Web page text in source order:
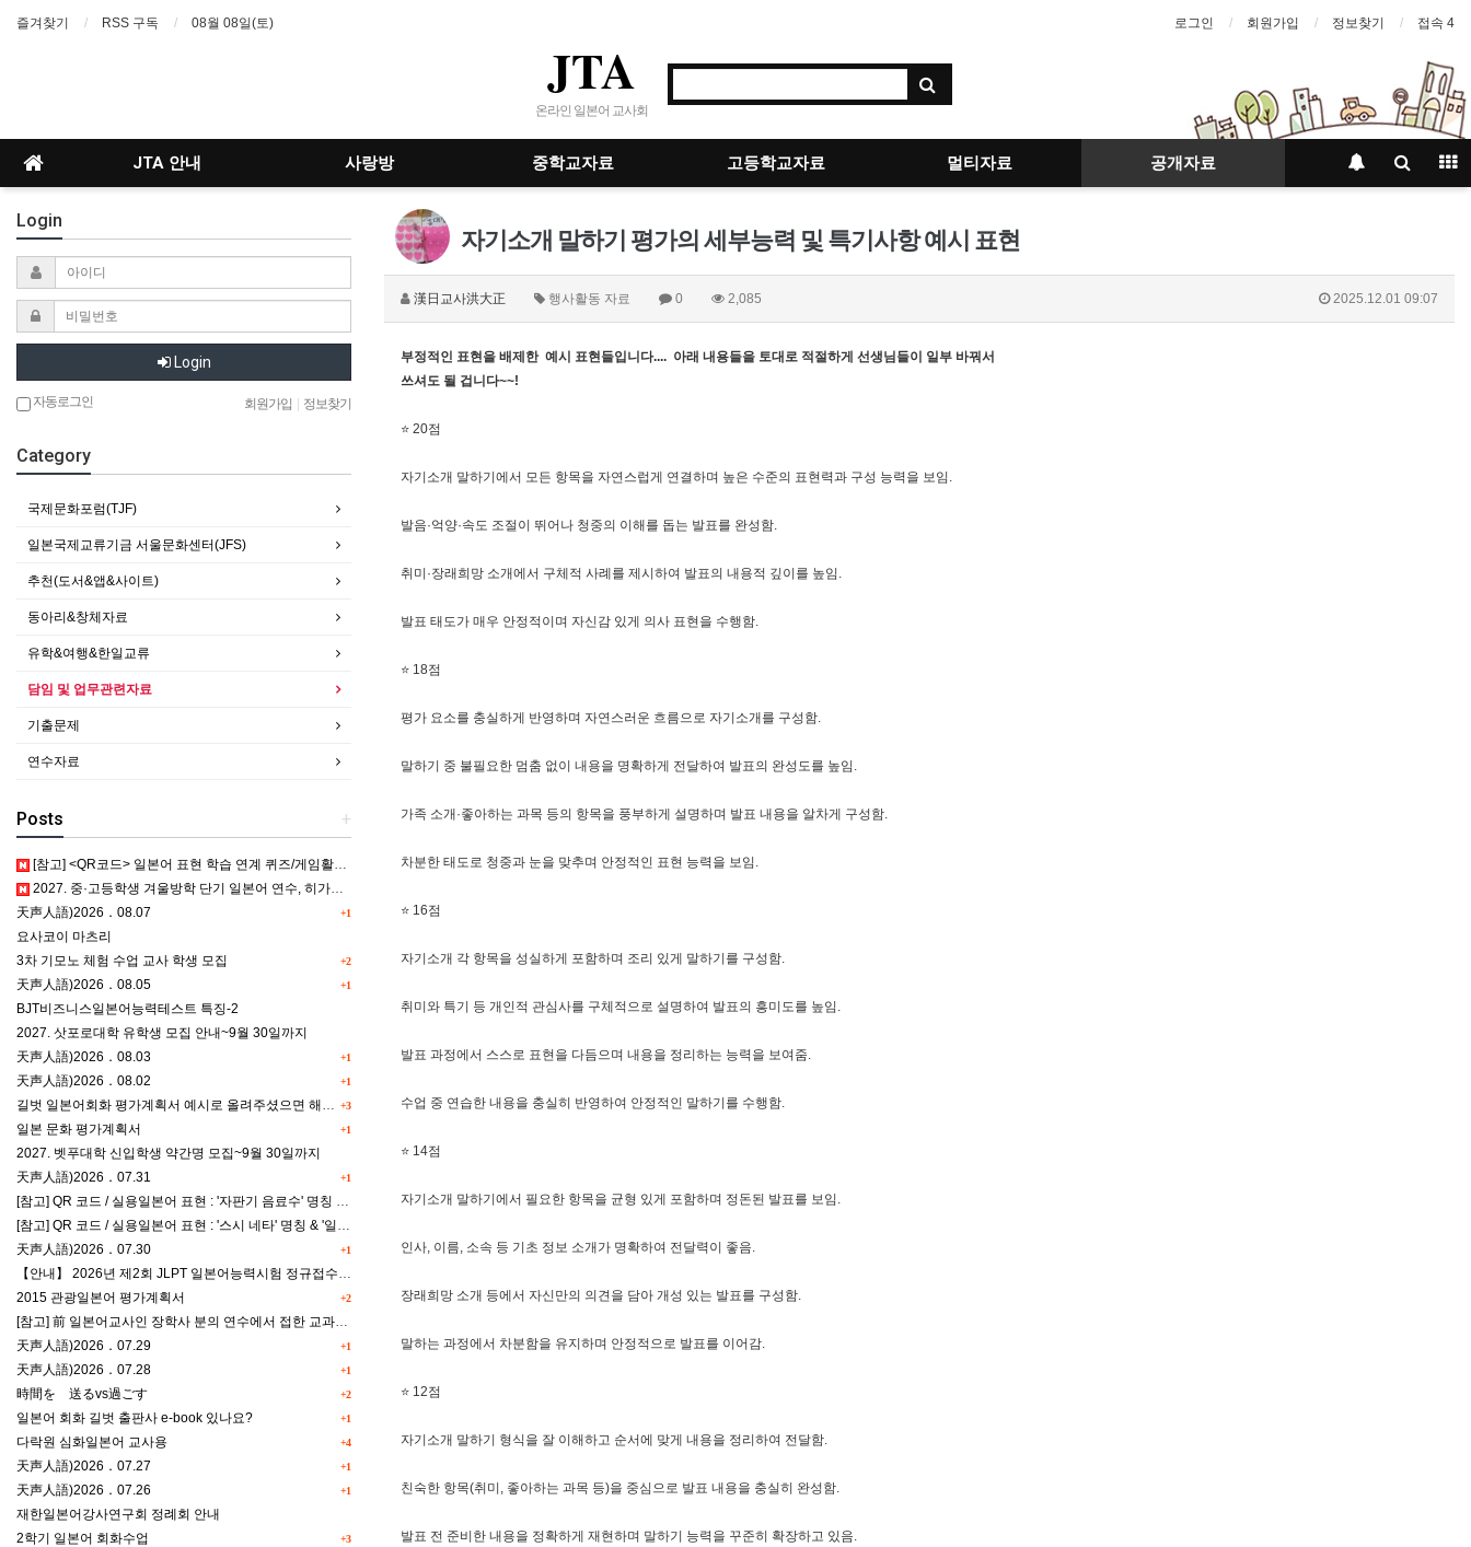
즐겨찾기 RSS 구독 08월 08일(토) 로그인 회원가입 정보찾기 접속 4
JTA
온라인 일본어 교사회
JTA 안내 사랑방 중학교자료 고등학교자료 멀티자료 공개자료
자기소개 말하기 평가의 세부능력 및 특기사항 예시 표현
漢日교사洪大正 행사활동 자료 0 2,085 2025.12.01 09:07
부정적인 표현을 배제한 예시 표현들입니다.... 아래 내용들을 토대로 적절하게 선생님들이 일부 바꿔서
쓰셔도 될 겁니다~~!
⭐ 20점
자기소개 말하기에서 모든 항목을 자연스럽게 연결하며 높은 수준의 표현력과 구성 능력을 보임.
발음·억양·속도 조절이 뛰어나 청중의 이해를 돕는 발표를 완성함.
취미·장래희망 소개에서 구체적 사례를 제시하여 발표의 내용적 깊이를 높임.
발표 태도가 매우 안정적이며 자신감 있게 의사 표현을 수행함.
⭐ 18점
평가 요소를 충실하게 반영하며 자연스러운 흐름으로 자기소개를 구성함.
말하기 중 불필요한 멈춤 없이 내용을 명확하게 전달하여 발표의 완성도를 높임.
가족 소개·좋아하는 과목 등의 항목을 풍부하게 설명하며 발표 내용을 알차게 구성함.
차분한 태도로 청중과 눈을 맞추며 안정적인 표현 능력을 보임.
⭐ 16점
자기소개 각 항목을 성실하게 포함하며 조리 있게 말하기를 구성함.
취미와 특기 등 개인적 관심사를 구체적으로 설명하여 발표의 흥미도를 높임.
발표 과정에서 스스로 표현을 다듬으며 내용을 정리하는 능력을 보여줌.
수업 중 연습한 내용을 충실히 반영하여 안정적인 말하기를 수행함.
⭐ 14점
자기소개 말하기에서 필요한 항목을 균형 있게 포함하며 정돈된 발표를 보임.
인사, 이름, 소속 등 기초 정보 소개가 명확하여 전달력이 좋음.
장래희망 소개 등에서 자신만의 의견을 담아 개성 있는 발표를 구성함.
말하는 과정에서 차분함을 유지하며 안정적으로 발표를 이어감.
⭐ 12점
자기소개 말하기 형식을 잘 이해하고 순서에 맞게 내용을 정리하여 전달함.
친숙한 항목(취미, 좋아하는 과목 등)을 중심으로 발표 내용을 충실히 완성함.
발표 전 준비한 내용을 정확하게 재현하며 말하기 능력을 꾸준히 확장하고 있음.
Login
Login
자동로그인 회원가입 정보찾기
Category
국제문화포럼(TJF)
일본국제교류기금 서울문화센터(JFS)
추천(도서&앱&사이트)
동아리&창체자료
유학&여행&한일교류
담임 및 업무관련자료
기출문제
연수자료
+
Posts
[참고] <QR코드> 일본어 표현 학습 연계 퀴즈/게임활동 5종
2027. 중·고등학생 겨울방학 단기 일본어 연수, 히가시카와 공립 일본어학교 프로그램 사전안내
+1
天声人語)2026．08.07
요사코이 마츠리
+2
3차 기모노 체험 수업 교사 학생 모집
+1
天声人語)2026．08.05
BJT비즈니스일본어능력테스트 특징-2
2027. 삿포로대학 유학생 모집 안내~9월 30일까지
+1
天声人語)2026．08.03
+1
天声人語)2026．08.02
+3
길벗 일본어회화 평가계획서 예시로 올려주셨으면 해요^^
+1
일본 문화 평가계획서
2027. 벳푸대학 신입학생 약간명 모집~9월 30일까지
+1
天声人語)2026．07.31
[참고] QR 코드 / 실용일본어 표현 : '자판기 음료수' 명칭 & '드럭스토어 약품명' 알아맞히기
[참고] QR 코드 / 실용일본어 표현 : '스시 네타' 명칭 & '일본편의점 상품명' 학습 게임
+1
天声人語)2026．07.30
【안내】 2026년 제2회 JLPT 일본어능력시험 정규접수 일정
+2
2015 관광일본어 평가계획서
[참고] 前 일본어교사인 장학사 분의 연수에서 접한 교과세특작성(매력있는 세특) Tip
+1
天声人語)2026．07.29
+1
天声人語)2026．07.28
+2
時間を 送るvs過ごす
+1
일본어 회화 길벗 출판사 e-book 있나요?
+4
다락원 심화일본어 교사용
+1
天声人語)2026．07.27
+1
天声人語)2026．07.26
재한일본어강사연구회 정례회 안내
+3
2학기 일본어 회화수업